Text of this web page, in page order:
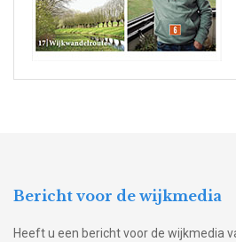
Bericht voor de wijkmedia
Heeft u een bericht voor de wijkmedia